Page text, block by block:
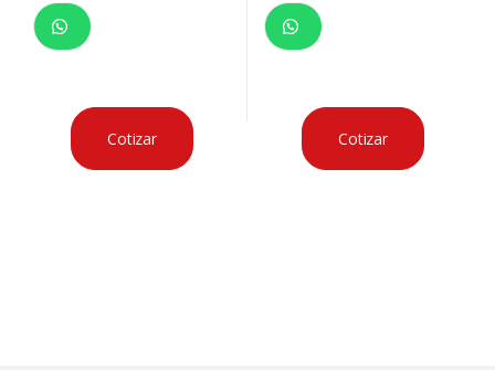
Cotizar Cotizar